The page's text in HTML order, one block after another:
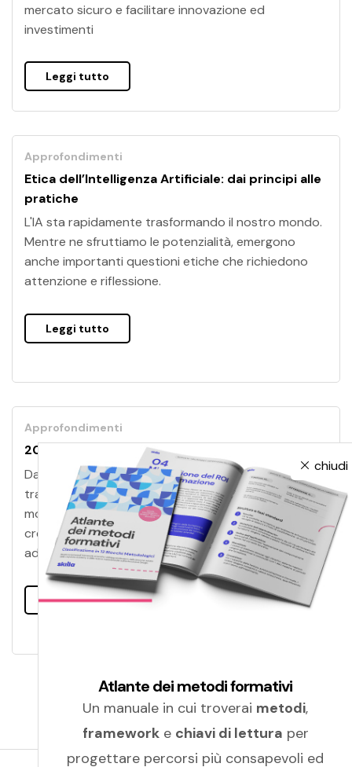
mercato sicuro e facilitare innovazione ed
investimenti
Leggi tutto
Approfondimenti
Etica dell’Intelligenza Artificiale: dai principi alle
pratiche
L'IA sta rapidamente trasformando il nostro mondo.
Mentre ne sfruttiamo le potenzialità, emergono
anche importanti questioni etiche che richiedono
attenzione e riflessione.
Leggi tutto
Approfondimenti
20 strumenti IA per aumentare la produttività
Dalla gestione di progetti e appunti alla
trasformazione di scarabocchi in immagini, dai
motori di ricerca per la letteratura scientifica alla
creazione di siti web. Trova lo strumento IA più
adatto alle tue esigenze!
Leggi tutto
chiudi
Atlante dei metodi formativi
Un manuale in cui troverai metodi,
frameworke chiavi di lettura per
progettare percorsi più consapevoli ed